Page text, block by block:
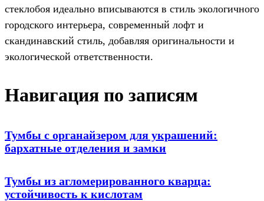
стеклобоя идеально вписываются в стиль экологичного
городского интерьера, современный лофт и
скандинавский стиль, добавляя оригинальности и
экологической ответственности.
Навигация по записям
Тумбы с органайзером для украшений:
бархатные отделения и замки
Тумбы из агломерированного кварца:
устойчивость к кислотам